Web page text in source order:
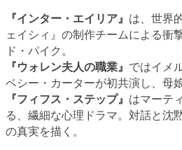
『インター・エイリア』 は、世界
ェイシィ』の制作チームによる衝
ド・パイク。
『ウォレン夫人の職業』 ではイメ
ベシー・カーターが初共演し、母
『フィフス・ステップ』 はマーテ
る、繊細な心理ドラマ。対話と沈
の真実を描く。